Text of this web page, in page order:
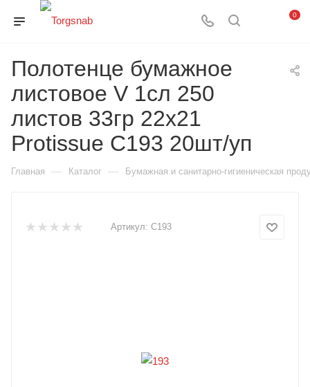
0
Полотенце бумажное
листовое V 1сл 250
листов 33гр 22х21
Protissue С193 20шт/уп
Главная — Каталог — Бумажная и санитарно-гигиеническая
Артикул: С193